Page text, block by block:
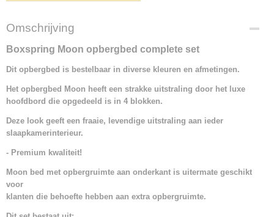
Omschrijving
Boxspring Moon opbergbed complete set
Dit opbergbed is bestelbaar in diverse kleuren en afmetingen.
Het opbergbed Moon heeft een strakke uitstraling door het luxe
hoofdbord die opgedeeld is in 4 blokken.
Deze look geeft een fraaie, levendige uitstraling aan ieder
slaapkamerinterieur.
- Premium kwaliteit!
Moon bed met opbergruimte aan onderkant is uitermate geschikt
voor
klanten die behoefte hebben aan extra opbergruimte.